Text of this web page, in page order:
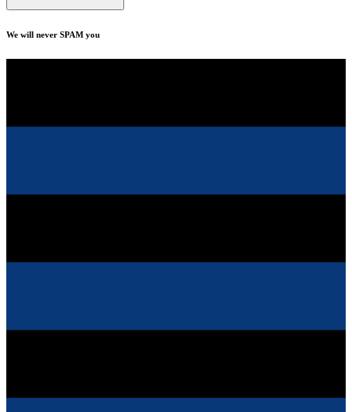
We will never SPAM you